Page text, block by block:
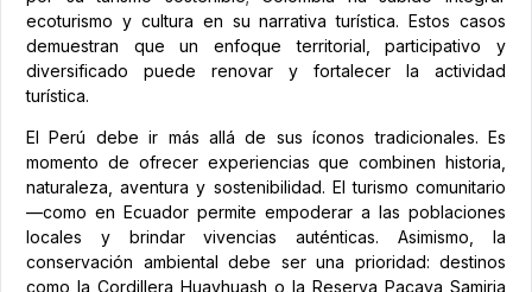
ecoturismo y cultura en su narrativa turística. Estos casos
demuestran que un enfoque territorial, participativo y
diversificado puede renovar y fortalecer la actividad
turística.
El Perú debe ir más allá de sus íconos tradicionales. Es
momento de ofrecer experiencias que combinen historia,
naturaleza, aventura y sostenibilidad. El turismo comunitario
—como en Ecuador permite empoderar a las poblaciones
locales y brindar vivencias auténticas. Asimismo, la
conservación ambiental debe ser una prioridad: destinos
como la Cordillera Huayhuash o la Reserva Pacaya Samiria